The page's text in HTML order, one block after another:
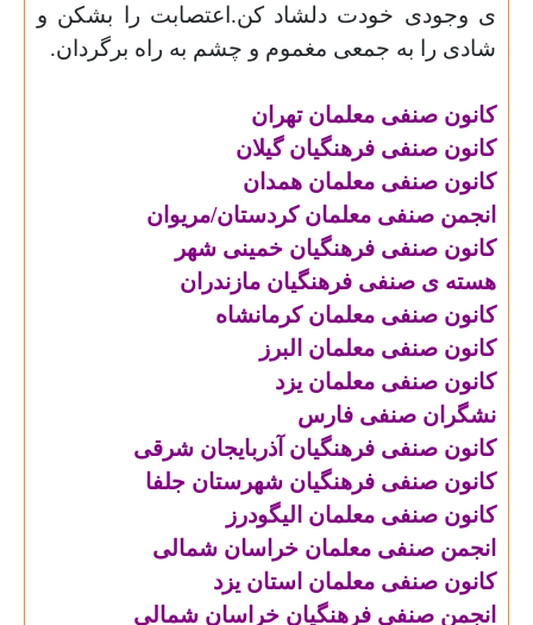
ی وجودی خودت دلشاد کن.اعتصابت را بشکن و
شادی را به جمعی مغموم و چشم به راه برگردان.
کانون صنفی معلمان تهران
کانون صنفی فرهنگیان گیلان
کانون صنفی معلمان همدان
انجمن صنفی معلمان کردستان/مریوان
کانون صنفی فرهنگیان خمینی شهر
هسته ی صنفی فرهنگیان مازندران
کانون صنفی معلمان کرمانشاه
کانون صنفی معلمان البرز
کانون صنفی معلمان یزد
نشگران صنفی فارس
کانون صنفی فرهنگیان آذربایجان شرقی
کانون صنفی فرهنگیان شهرستان جلفا
كانون صنفى معلمان اليگودرز
انجمن صنفی معلمان خراسان شمالی
کانون صنفی معلمان استان یزد
انجمن صنفى فرهنگيان خراسان شمالى